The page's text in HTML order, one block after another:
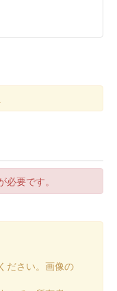
山版
知山のふくい城巡り
2024版
のブースにて販売
要です。
ださい。画像の